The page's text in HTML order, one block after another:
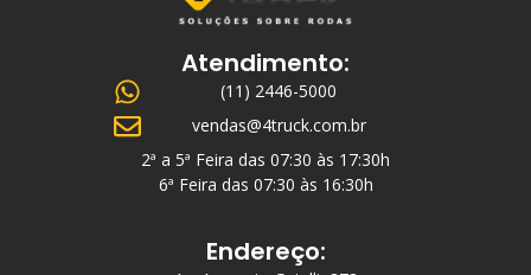
Atendimento:
(11) 2446-5000
vendas@4truck.com.br
2ª a 5ª Feira das 07:30 às 17:30h
6ª Feira das 07:30 às 16:30h
Endereço: